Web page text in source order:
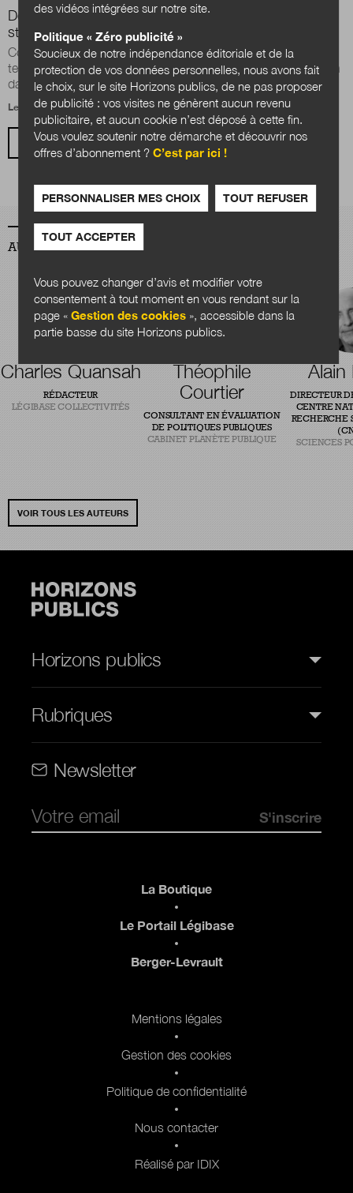
Designer intégré en collectivité : un métier qui se
structure
Comment le design est-il mobilisé dans les collectivités
territoriales ? Quels sont les effets et les trajectoires du design
dans les collectivités ...
Le 9 février 2022
VOIR TOUS LES ARTICLES
AUTEURS
VOIR TOUS LES AUTEURS
Charles Quansah
RÉDACTEUR
LÉGIBASE COLLECTIVITÉS
Théophile
Courtier
CONSULTANT EN ÉVALUATION
DE POLITIQUES PUBLIQUES
CABINET PLANÈTE PUBLIQUE
Alain
DIRECTEUR
CENTRE
RECHERCHE
SCIENCES
Horizons publics
Rubriques
Newsletter
La Boutique
Le Portail Légibase
Berger-Levrault
Mentions légales
Gestion des cookies
Politique de confidentialité
Nous contacter
Réalisé par IDIX
des vidéos intégrées sur notre site.
Politique « Zéro publicité »
Soucieux de notre indépendance éditoriale et de la
protection de vos données personnelles, nous avons fait
le choix, sur le site Horizons publics, de ne pas proposer
de publicité : vos visites ne génèrent aucun revenu
publicitaire, et aucun cookie n’est déposé à cette fin.
Vous voulez soutenir notre démarche et découvrir nos
offres d’abonnement ? C’est par ici !
PERSONNALISER MES CHOIX TOUT REFUSER
TOUT ACCEPTER
Vous pouvez changer d’avis et modifier votre
consentement à tout moment en vous rendant sur la
page « Gestion des cookies», accessible dans la
partie basse du site Horizons publics.